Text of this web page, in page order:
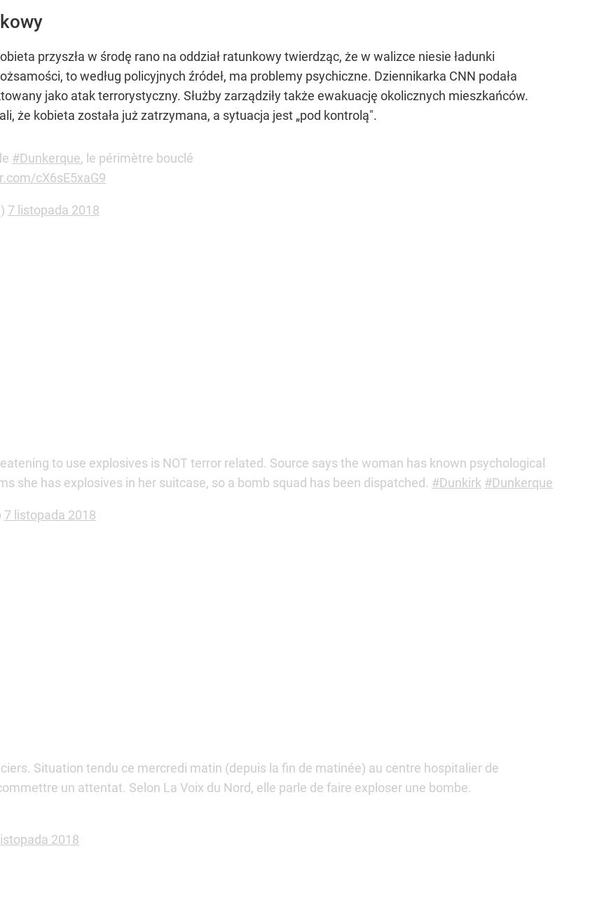
przyszła w środę rano na oddział ratunkowy twierdząc, że w walizce niesie ładunki
to według policyjnych źródeł, ma problemy psychiczne. Dziennikarka CNN podała
jako atak terrorystyczny. Służby zarządziły także ewakuację okolicznych mieszkańców.
że kobieta została już zatrzymana, a sytuacja jest „pod kontrolą".
#Dunkerque, le périmètre bouclé
cX6sE5xaG9
7 listopada 2018
to use explosives is NOT terror related. Source says the woman has known psychological
she has explosives in her suitcase, so a bomb squad has been dispatched. #Dunkirk #Dunkerque
7 listopada 2018
Situation tendu ce mercredi matin (depuis la fin de matinée) au centre hospitalier de
un attentat. Selon La Voix du Nord, elle parle de faire exploser une bombe.
2018